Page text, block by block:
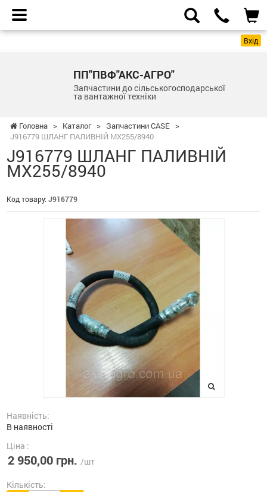
Вхід
ПП"ПВФ"АКС-АГРО"
Запчастини до сільськогосподарської
та вантажної техніки
Головна > Каталог > Запчастини CASE >
J916779 ШЛАНГ ПАЛИВНІЙ MX255/8940
J916779 ШЛАНГ ПАЛИВНІЙ
MX255/8940
Код товару: J916779
Наявність:
В наявності
Ціна :
2 950,00 грн. /шт
Кількість: